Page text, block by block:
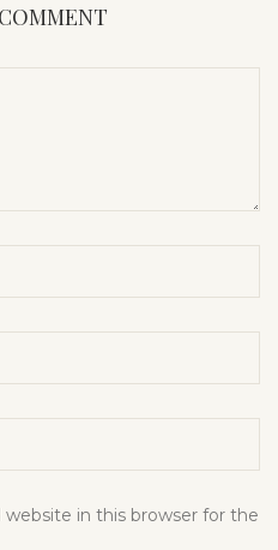
website in this browser for the